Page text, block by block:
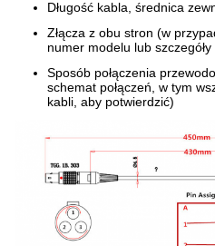
Długość kabla, średnica
Złącza z obu stron (w
numer modelu lub
Sposób połączenia
schemat połączeń, w tym
kabli, aby potwierdzić)